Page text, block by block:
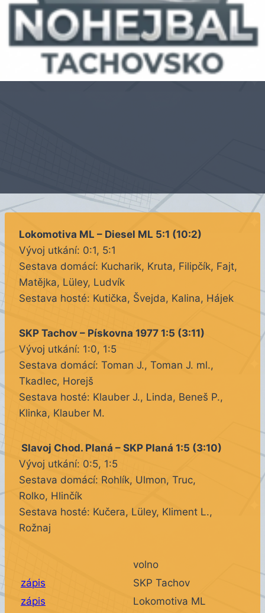
Lokomotiva ML – Diesel ML 5:1 (10:2)
Vývoj utkání: 0:1, 5:1
Sestava domácí: Kucharik, Kruta, Filipčík, Fajt,
Matějka, Lüley, Ludvík
Sestava hosté: Kutička, Švejda, Kalina, Hájek
SKP Tachov – Pískovna 1977 1:5 (3:11)
Vývoj utkání: 1:0, 1:5
Sestava domácí: Toman J., Toman J. ml.,
Tkadlec, Horejš
Sestava hosté: Klauber J., Linda, Beneš P.,
Klinka, Klauber M.
Slavoj Chod. Planá – SKP Planá 1:5 (3:10)
Vývoj utkání: 0:5, 1:5
Sestava domácí: Rohlík, Ulmon, Truc,
Rolko, Hlinčík
Sestava hosté: Kučera, Lüley, Kliment L.,
Rožnaj
volno
zápis
SKP Tachov
zápis
Lokomotiva ML